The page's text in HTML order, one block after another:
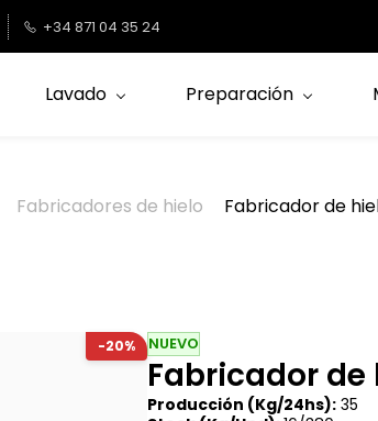
+34 871 04 35 24
Lavado Preparación
Fabricadores de hielo Fabricador de
-20% NUEVO
Fabricador de
Producción (Kg/24hs): 35